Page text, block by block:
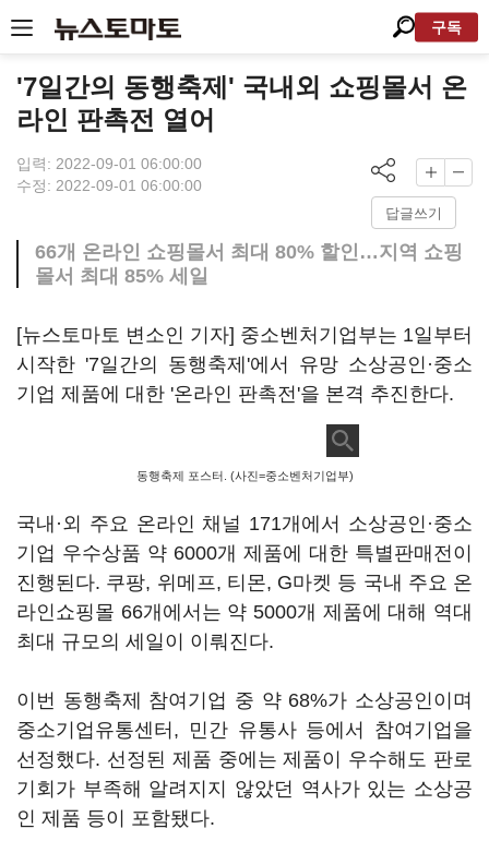
구독
'7일간의 동행축제' 국내외 쇼핑몰서 온
라인 판촉전 열어
입력: 2022-09-01 06:00:00
수정: 2022-09-01 06:00:00
답글쓰기
66개 온라인 쇼핑몰서 최대 80% 할인…지역 쇼핑
몰서 최대 85% 세일
[뉴스토마토 변소인 기자] 중소벤처기업부는 1일부터
시작한 '7일간의 동행축제'에서 유망 소상공인·중소
기업 제품에 대한 '온라인 판촉전'을 본격 추진한다.
동행축제 포스터. (사진=중소벤처기업부)
국내·외 주요 온라인 채널 171개에서 소상공인·중소
기업 우수상품 약 6000개 제품에 대한 특별판매전이
진행된다. 쿠팡, 위메프, 티몬, G마켓 등 국내 주요 온
라인쇼핑몰 66개에서는 약 5000개 제품에 대해 역대
최대 규모의 세일이 이뤄진다.
이번 동행축제 참여기업 중 약 68%가 소상공인이며
중소기업유통센터, 민간 유통사 등에서 참여기업을
선정했다. 선정된 제품 중에는 제품이 우수해도 판로
기회가 부족해 알려지지 않았던 역사가 있는 소상공
인 제품 등이 포함됐다.